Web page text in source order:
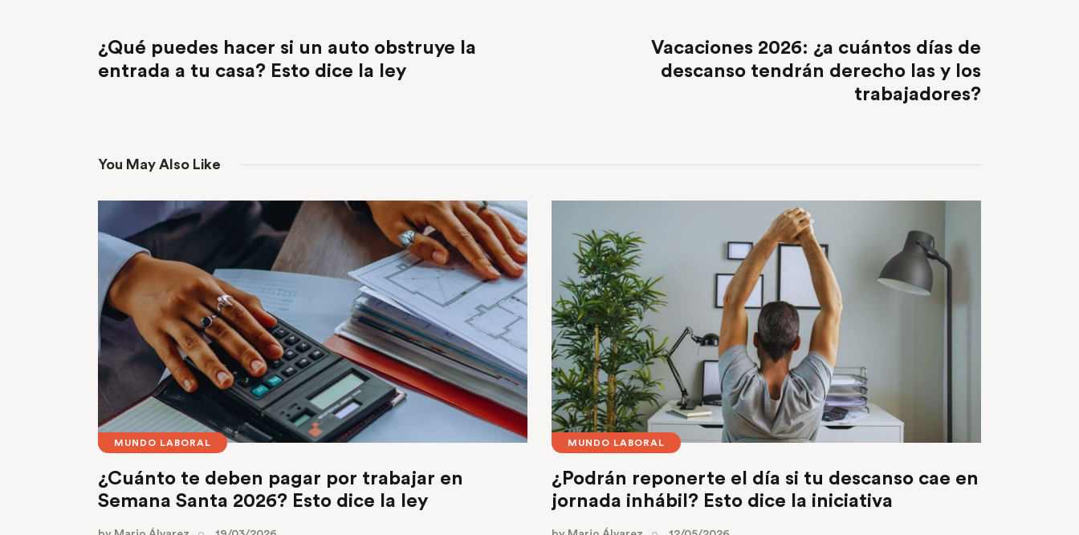
¿Qué puedes hacer si un auto obstruye la
entrada a tu casa? Esto dice la ley
Vacaciones 2026: ¿a cuántos días de
descanso tendrán derecho las y los
trabajadores?
You May Also Like
MUNDO LABORAL
¿Cuánto te deben pagar por trabajar en
Semana Santa 2026? Esto dice la ley
MUNDO LABORAL
¿Podrán reponerte el día si tu descanso cae en
jornada inhábil? Esto dice la iniciativa